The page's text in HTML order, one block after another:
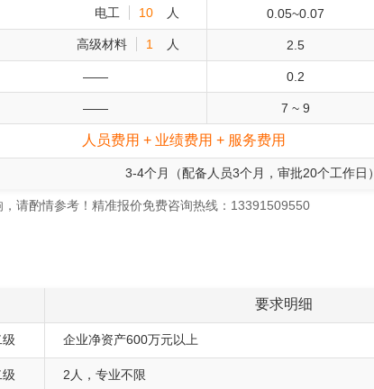
电工 10 人 0.05~0.07
高级材料 1 人 2.5
—— 0.2
—— 7 ~ 9
人员费用 + 业绩费用 + 服务费用
3-4个月（配备人员3个月，审批20个工作日）
请酌情参考！精准报价免费咨询热线：13391509550
要求明细
企业净资产600万元以上
2人，专业不限